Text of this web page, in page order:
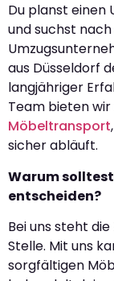
Du planst einen
und suchst
aus Düsseldorf
langjähriger
Team bieten
Möbeltransport
sicher abläuft.
Warum
entscheiden?
Bei uns steht
Stelle. Mit uns
sorgfältigen